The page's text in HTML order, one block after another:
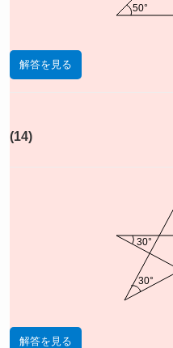
50°
解答を見る
(14)
30°
30°
解答を見る